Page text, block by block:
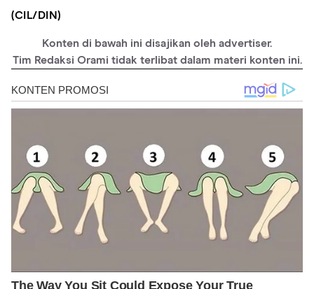
(CIL/DIN)
Konten di bawah ini disajikan oleh advertiser.
Tim Redaksi Orami tidak terlibat dalam materi konten ini.